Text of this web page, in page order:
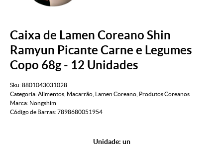
Caixa de Lamen Coreano Shin
Ramyun Picante Carne e Legumes
Copo 68g - 12 Unidades
Sku:8801043031028
Categoria:Alimentos Macarrão Lamen Coreano Produtos Coreanos
Marca: Nongshim
Código de Barras:7898680051954
Unidade: un